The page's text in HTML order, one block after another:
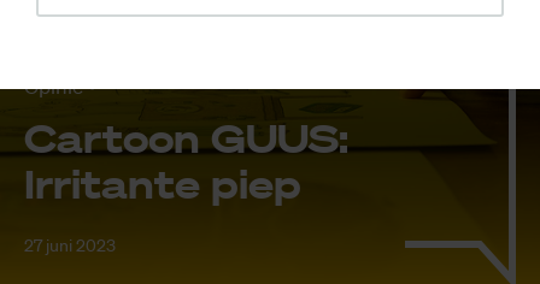
Opinie
Car­toon GUUS:
Ir­ri­tan­te piep
27 juni 2023